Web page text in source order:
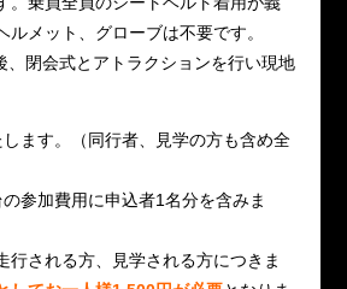
ルメット、グローブは不要です。
、閉会式とアトラクションを行い現地
ます。（同行者、見学の方も含め全
参加費用に申込者1名分を含みま
行される方、見学される方につきま